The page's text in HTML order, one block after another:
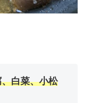
白菜、小松